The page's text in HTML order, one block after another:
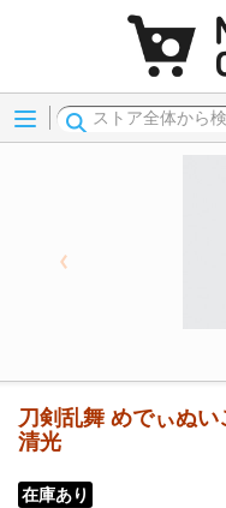
Menu
刀剣乱舞 めでぃぬ
清光
在庫あり